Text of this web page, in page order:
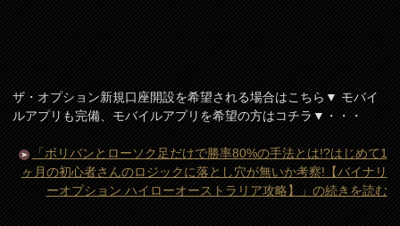
ザ・オプション新規口座開設を希望される場合はこちら▼ モバイ
ルアプリも完備、モバイルアプリを希望の方はコチラ▼・・・
「ボリバンとローソク足だけで勝率80%の手法とは!?はじめて1
ヶ月の初心者さんのロジックに落とし穴が無いか考察!【バイナリ
ーオプション ハイローオーストラリア攻略】」の続きを読む